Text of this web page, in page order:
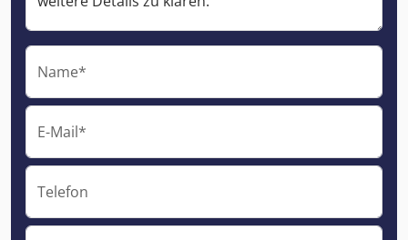
Name*
E-Mail*
Telefon